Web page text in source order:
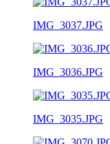
IMG_3037.JPG
IMG_3036.JPG
IMG_3035.JPG